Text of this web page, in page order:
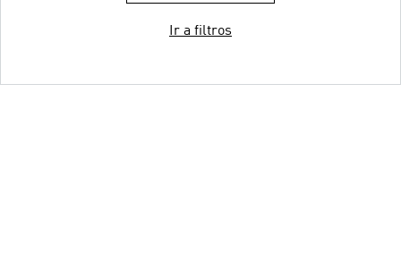
Ir a filtros